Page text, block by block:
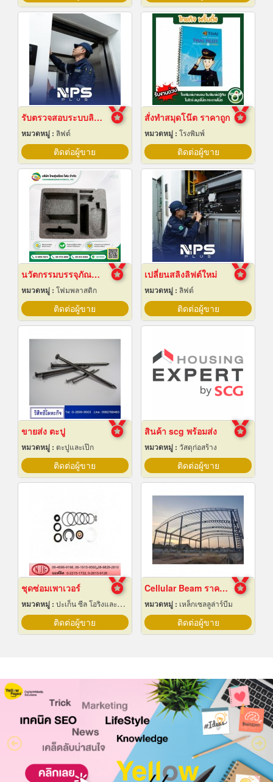
รับตรวจสอบระบบลิฟต์ ซ่อมบำรุงรักษา Maintenance
หมวดหมู่ : ลิฟต์
ติดต่อผู้ขาย
สั่งทำสมุดโน๊ต ราคาถูก
หมวดหมู่ : โรงพิมพ์
ติดต่อผู้ขาย
นวัตกรรมบรรจุภัณฑ์ Epe Foam
หมวดหมู่ : โฟมพลาสติก
ติดต่อผู้ขาย
เปลี่ยนสลิงลิฟต์ใหม่
หมวดหมู่ : ลิฟต์
ติดต่อผู้ขาย
ขายส่ง ตะปู
หมวดหมู่ : ตะปูและเป๊ก
ติดต่อผู้ขาย
สินค้า scg พร้อมส่ง
หมวดหมู่ : วัสดุก่อสร้าง
ติดต่อผู้ขาย
ชุดซ่อมเพาเวอร์
หมวดหมู่ : ปะเก็น ซีล โอริงและออยซีล
ติดต่อผู้ขาย
Cellular Beam ราคาโรงงาน
หมวดหมู่ : เหล็กเซลลูล่าร์บีม
ติดต่อผู้ขาย